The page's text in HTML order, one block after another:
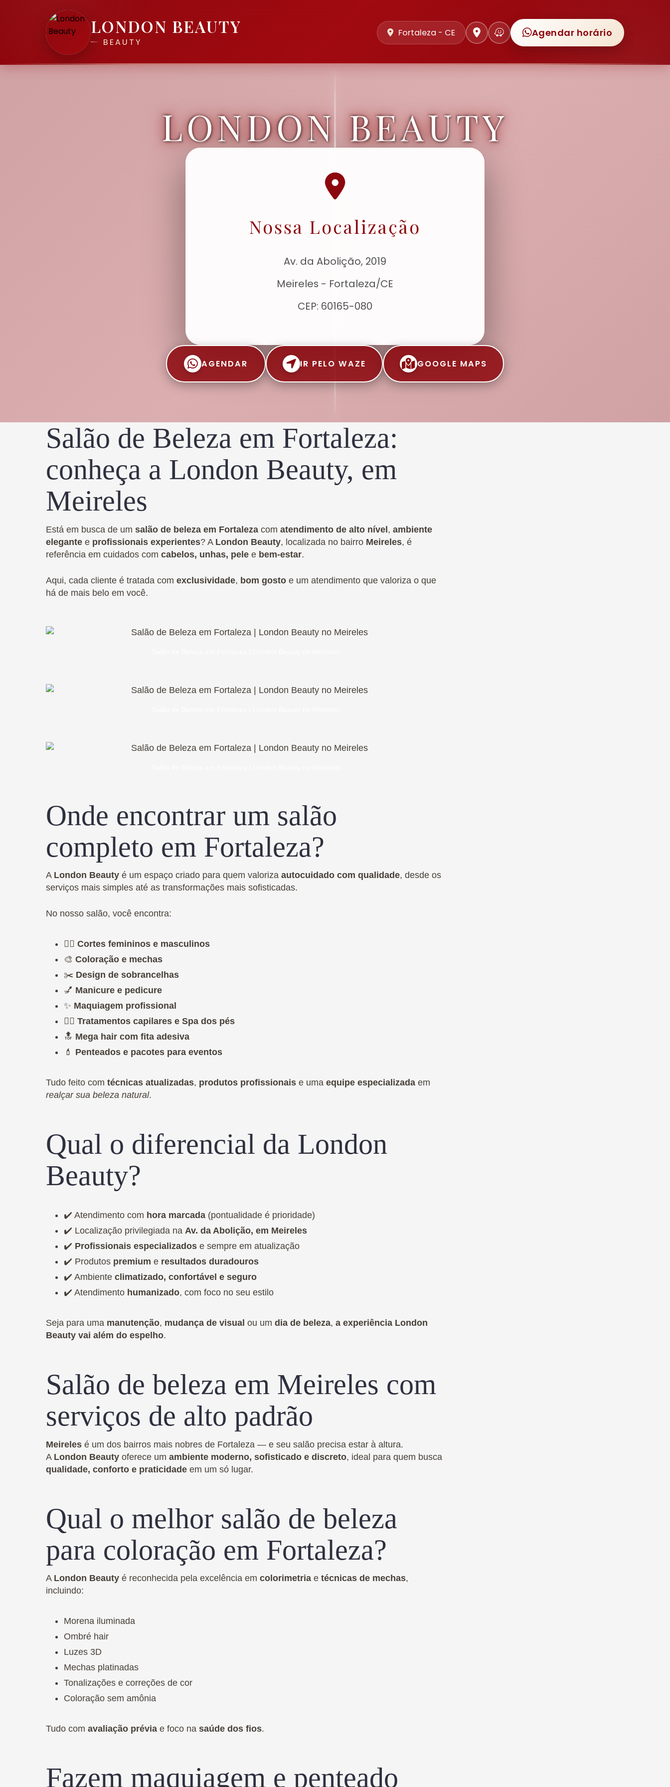
LONDON BEAUTY
BEAUTY
Fortaleza - CE Agendar horário
LONDON BEAUTY
Nossa Localização
Av. da Abolição, 2019
Meireles - Fortaleza/CE
CEP: 60165-080
AGENDAR IR PELO WAZE GOOGLE MAPS
Salão de Beleza em Fortaleza:
conheça a London Beauty, em
Meireles
Está em busca de um salão de beleza em Fortaleza com atendimento de alto nível, ambiente
elegante e profissionais experientes? A London Beauty, localizada no bairro Meireles, é
referência em cuidados com cabelos, unhas, pele e bem-estar.
Aqui, cada cliente é tratada com exclusividade, bom gosto e um atendimento que valoriza o que
há de mais belo em você.
Onde encontrar um salão
completo em Fortaleza?
A London Beauty é um espaço criado para quem valoriza autocuidado com qualidade, desde os
serviços mais simples até as transformações mais sofisticadas.
No nosso salão, você encontra:
💇‍♀️ Cortes femininos e masculinos
🎨 Coloração e mechas
✂️ Design de sobrancelhas
💅 Manicure e pedicure
✨ Maquiagem profissional
💆‍♀️ Tratamentos capilares e Spa dos pés
🔝 Mega hair com fita adesiva
💄 Penteados e pacotes para eventos
Tudo feito com técnicas atualizadas, produtos profissionais e uma equipe especializada em
realçar sua beleza natural.
Qual o diferencial da London
Beauty?
✔️ Atendimento com hora marcada (pontualidade é prioridade)
✔️ Localização privilegiada na Av. da Abolição, em Meireles
✔️ Profissionais especializados e sempre em atualização
✔️ Produtos premium e resultados duradouros
✔️ Ambiente climatizado, confortável e seguro
✔️ Atendimento humanizado, com foco no seu estilo
Seja para uma manutenção, mudança de visual ou um dia de beleza, a experiência London
Beauty vai além do espelho.
Salão de beleza em Meireles com
serviços de alto padrão
Meireles é um dos bairros mais nobres de Fortaleza — e seu salão precisa estar à altura.
A London Beauty oferece um ambiente moderno, sofisticado e discreto, ideal para quem busca
qualidade, conforto e praticidade em um só lugar.
Qual o melhor salão de beleza
para coloração em Fortaleza?
A London Beauty é reconhecida pela excelência em colorimetria e técnicas de mechas,
incluindo:
Morena iluminada
Ombré hair
Luzes 3D
Mechas platinadas
Tonalizações e correções de cor
Coloração sem amônia
Tudo com avaliação prévia e foco na saúde dos fios.
Fazem maquiagem e penteado